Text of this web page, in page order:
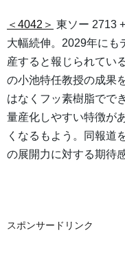
＜4042＞ 東ソー 2713
大幅続伸。2029年にも
産すると報じられてい
の小池特任教授の成果
はなくフッ素樹脂でで
量産化しやすい特徴が
くなるもよう。同報道
の展開力に対する期待
スポンサードリンク